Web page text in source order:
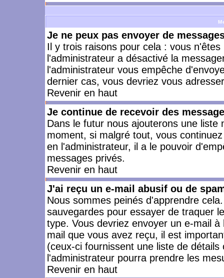
Je ne peux pas envoyer de
Il y trois raisons pour cela : vous
l'administrateur a désactivé la
l'administrateur vous empêche
dernier cas, vous devriez vous
Revenir en haut
Je continue de recevoir des
Dans le futur nous ajouterons une
moment, si malgré tout, vous
en l'administrateur, il a le pouvoir
messages privés.
Revenir en haut
J'ai reçu un e-mail abusif ou de
Nous sommes peinés d'apprendre
sauvegardes pour essayer de traquer
type. Vous devriez envoyer un e-mail
mail que vous avez reçu, il est
(ceux-ci fournissent une liste de
l'administrateur pourra prendre les
Revenir en haut